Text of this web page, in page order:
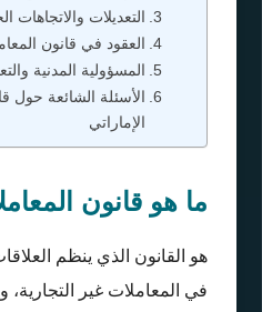
التعديلات والاتجاهات
العقود في قانون
المسؤولية المدنية
الأسئلة الشائعة حول
الإماراتي
ما هو قانون
هو القانون الذي ينظم
في المعاملات غير التجارية،